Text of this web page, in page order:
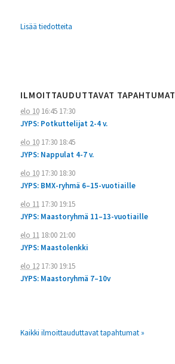
Lisää tiedotteita
ILMOITTAUDUTTAVAT TAPAHTUMAT
elo 1016:45 17:30
JYPS: Potkuttelijat 2-4 v.
elo 1017:30 18:45
JYPS: Nappulat 4-7 v.
elo 1017:30 18:30
JYPS: BMX-ryhmä 6–15-vuotiaille
elo 1117:30 19:15
JYPS: Maastoryhmä 11–13-vuotiaille
elo 1118:00 21:00
JYPS: Maastolenkki
elo 1217:30 19:15
JYPS: Maastoryhmä 7–10v
Kaikki ilmoittauduttavat tapahtumat »